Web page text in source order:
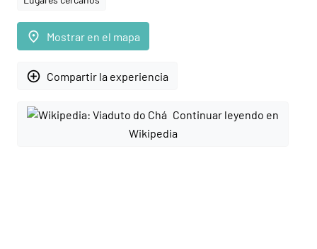
place Mostrar en el mapa
add_circle_outline Compartir la experiencia
Continuar leyendo en
Wikipedia